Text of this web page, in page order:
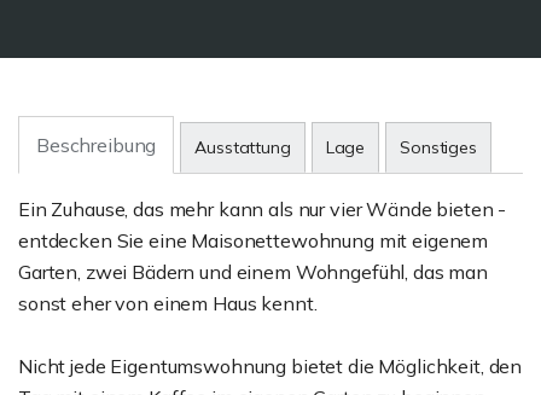
Beschreibung Ausstattung Lage Sonstiges
Ein Zuhause, das mehr kann als nur vier Wände bieten -
entdecken Sie eine Maisonettewohnung mit eigenem
Garten, zwei Bädern und einem Wohngefühl, das man
sonst eher von einem Haus kennt.
Nicht jede Eigentumswohnung bietet die Möglichkeit, den